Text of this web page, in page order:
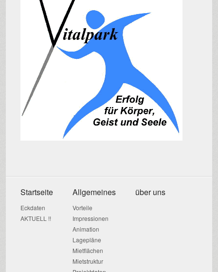
Startseite
Eckdaten
AKTUELL !!
Allgemeines
Vorteile
Impressionen
Animation
Lagepläne
Mietflächen
Mietstruktur
über uns